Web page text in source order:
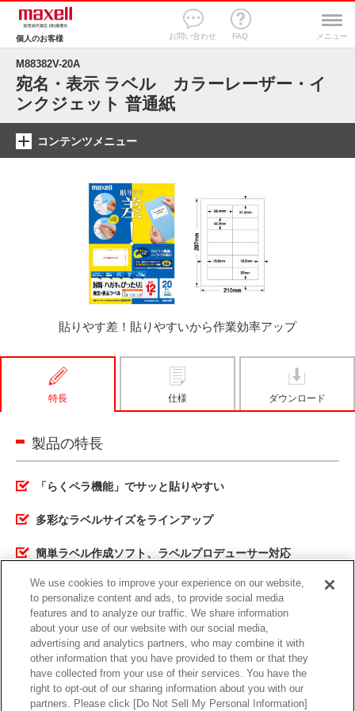
個人のお客様 お問い合わせ FAQ メニュー
M88382V-20A
宛名・表示 ラベル カラーレーザー・イ
ンクジェット 普通紙
コンテンツメニュー
貼りやす差！貼りやすいから作業効率アップ
特長 仕様 ダウンロード
製品の特長
「らくペラ機能」でサッと貼りやすい
多彩なラベルサイズをラインアップ
簡単ラベル作成ソフト、ラベルプロデューサー対応
特長 仕様 ダウンロード
We use cookies to improve your experience on our website,
to personalize content and ads, to provide social media
features and to analyze our traffic. We share information
about your use of our website with our social media,
advertising and analytics partners, who may combine it with
other information that you have provided to them or that they
have collected from your use of their services. You have the
right to opt-out of our sharing information about you with our
partners. Please click [Do Not Sell My Personal Information]